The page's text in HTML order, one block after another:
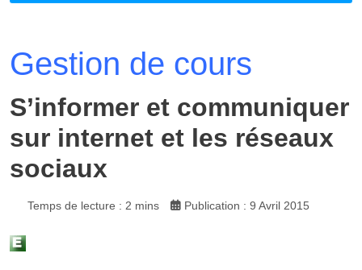
Gestion de cours
S’informer et communiquer
sur internet et les réseaux
sociaux
Temps de lecture : 2 mins Publication : 9 Avril 2015